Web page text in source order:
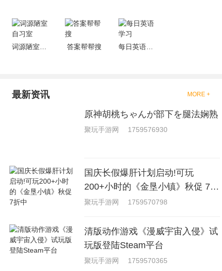
答案帮帮搜 每日英语学习
最新资讯 MORE +
原神胡桃ちゃんが部下を腿法娴熟
聚玩手游网 1759576930
国庆长假爆肝计划启动!可玩
200+小时的《金垦小镇》秋促 7折
中
聚玩手游网 1759570798
清版动作游戏《漫威宇宙入侵》试
玩版登陆Steam平台
聚玩手游网 1759570365